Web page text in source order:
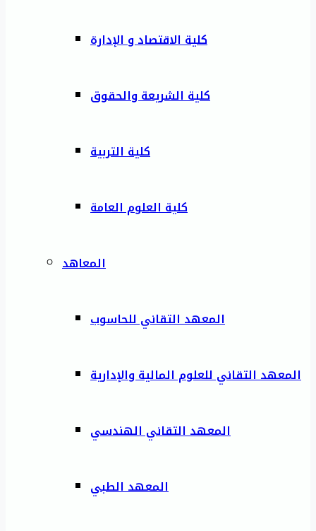
كلية الاقتصاد و الإدارة
كلية الشريعة والحقوق
كلية التربية
كلية العلوم العامة
المعاهد
المعهد التقاني للحاسوب
المعهد التقاني للعلوم المالية والإدارية
المعهد التقاني الهندسي
المعهد الطبي